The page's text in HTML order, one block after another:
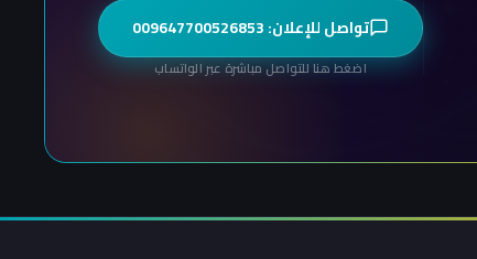
تواصل للإعلان: 009647700526853
اضغط هنا للتواصل مباشرة عبر الواتساب